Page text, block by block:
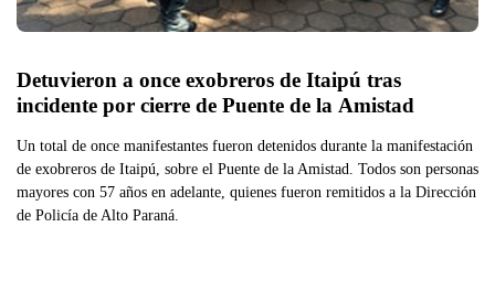
Detuvieron a once exobreros de Itaipú tras
incidente por cierre de Puente de la Amistad
Un total de once manifestantes fueron detenidos durante la manifestación
de exobreros de Itaipú, sobre el Puente de la Amistad. Todos son personas
mayores con 57 años en adelante, quienes fueron remitidos a la Dirección
de Policía de Alto Paraná.